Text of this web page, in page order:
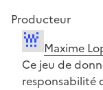
Producteur
Maxime
Ce jeu de
responsabilité